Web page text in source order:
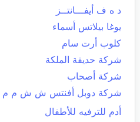
د ه ف أيفـــانتــز
يوغا بيلاتس أسماء
كلوب أرت سام
شركة حديقة الملكة
شركة أصحاب
شركة دوبل أفنتس ش ش م م
أدم للترفيه للأطفال